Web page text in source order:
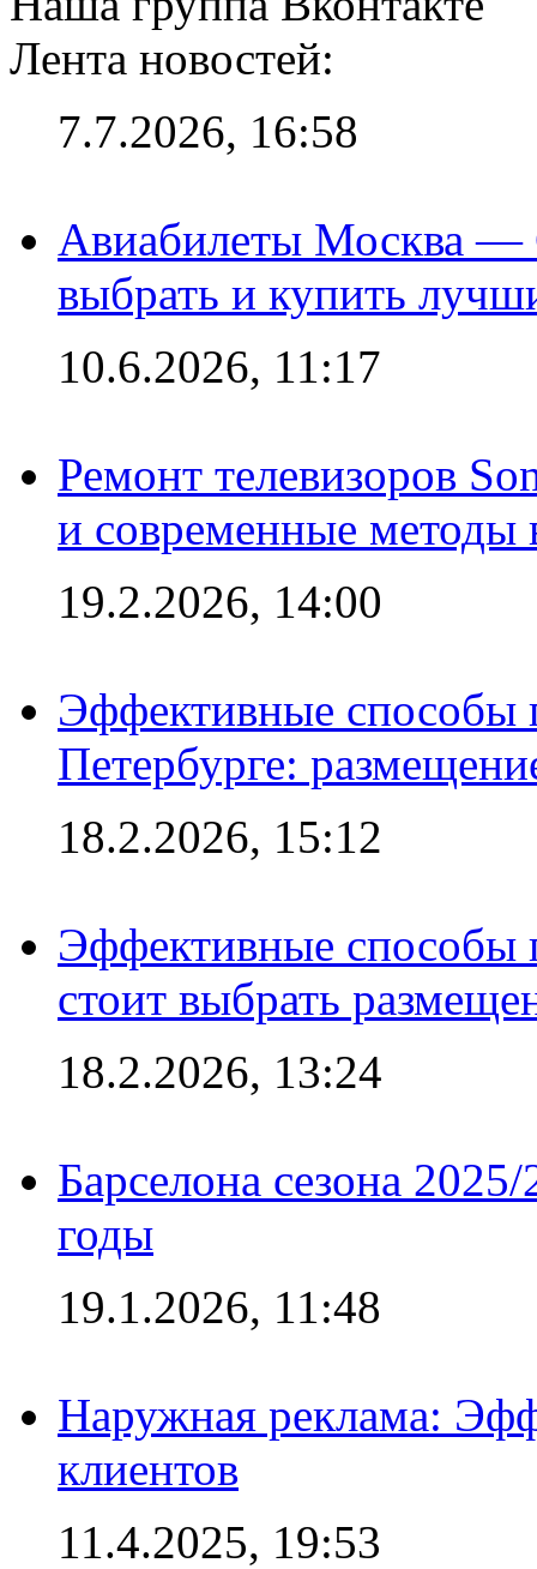
Лента новостей:
7.7.2026, 16:58
Авиабилеты Москва —
выбрать и купить
10.6.2026, 11:17
Ремонт телевизоров
и современные методы
19.2.2026, 14:00
Эффективные способы
Петербурге:
18.2.2026, 15:12
Эффективные способы
стоит выбрать
18.2.2026, 13:24
Барселона сезона
годы
19.1.2026, 11:48
Наружная реклама:
клиентов
11.4.2025, 19:53